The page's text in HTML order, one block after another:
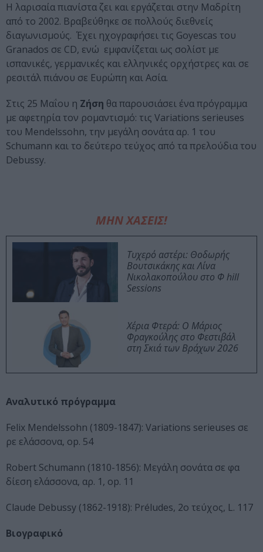
Η λαρισαία πιανίστα ζει και εργάζεται στην Μαδρίτη
από το 2002. Βραβεύθηκε σε πολλούς διεθνείς
διαγωνισμούς. Έχει ηχογραφήσει τις Goyescas του
Granados σε CD, ενώ εμφανίζεται ως σολίστ με
ισπανικές, γερμανικές και ελληνικές ορχήστρες και σε
ρεσιτάλ πιάνου σε Ευρώπη και Ασία.
Στις 25 Μαΐου η Ζήση θα παρουσιάσει ένα πρόγραμμα
με αφετηρία τον ρομαντισμό: τις Variations serieuses
του Mendelssohn, την μεγάλη σονάτα αρ. 1 του
Schumann και το δεύτερο τεύχος από τα πρελούδια του
Debussy.
ΜΗΝ ΧΑΣΕΙΣ!
Τυχερό αστέρι: Θοδωρής
Βουτσικάκης και Λίνα
Νικολακοπούλου στο Φ hill
Sessions
Χέρια Φτερά: Ο Μάριος
Φραγκούλης στο Φεστιβάλ
στη Σκιά των Βράχων 2026
Αναλυτικό πρόγραμμα
Felix Mendelssohn (1809-1847): Variations serieuses σε
ρε ελάσσονα, op. 54
Robert Schumann (1810-1856): Μεγάλη σονάτα σε φα
δίεση ελάσσονα, αρ. 1, op. 11
Claude Debussy (1862-1918): Préludes, 2ο τεύχος, L. 117
Βιογραφικό